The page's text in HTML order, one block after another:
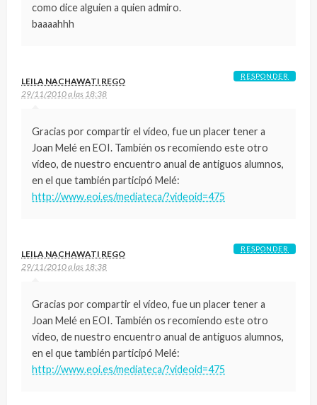
como dice alguien a quien admiro.
baaaahhh
LEILA NACHAWATI REGO
29/11/2010 a las 18:38
Gracias por compartir el vídeo, fue un placer tener a
Joan Melé en EOI. También os recomiendo este otro
vídeo, de nuestro encuentro anual de antiguos alumnos,
en el que también participó Melé:
http://www.eoi.es/mediateca/?videoid=475
RESPONDER
LEILA NACHAWATI REGO
29/11/2010 a las 18:38
Gracias por compartir el vídeo, fue un placer tener a
Joan Melé en EOI. También os recomiendo este otro
vídeo, de nuestro encuentro anual de antiguos alumnos,
en el que también participó Melé:
http://www.eoi.es/mediateca/?videoid=475
RESPONDER